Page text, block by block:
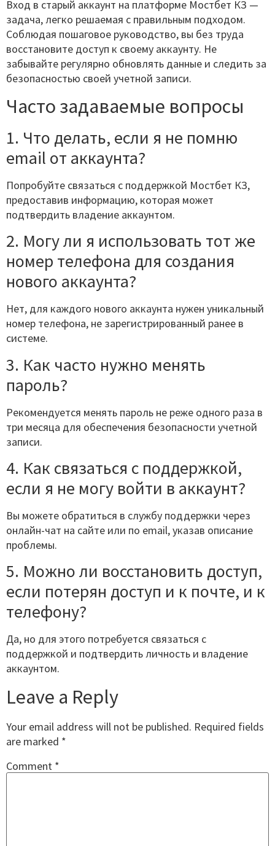
Вход в старый аккаунт на платформе Мостбет КЗ —
задача, легко решаемая с правильным подходом.
Соблюдая пошаговое руководство, вы без труда
восстановите доступ к своему аккаунту. Не
забывайте регулярно обновлять данные и следить за
безопасностью своей учетной записи.
Часто задаваемые вопросы
1. Что делать, если я не помню
email от аккаунта?
Попробуйте связаться с поддержкой Мостбет КЗ,
предоставив информацию, которая может
подтвердить владение аккаунтом.
2. Могу ли я использовать тот же
номер телефона для создания
нового аккаунта?
Нет, для каждого нового аккаунта нужен уникальный
номер телефона, не зарегистрированный ранее в
системе.
3. Как часто нужно менять
пароль?
Рекомендуется менять пароль не реже одного раза в
три месяца для обеспечения безопасности учетной
записи.
4. Как связаться с поддержкой,
если я не могу войти в аккаунт?
Вы можете обратиться в службу поддержки через
онлайн-чат на сайте или по email, указав описание
проблемы.
5. Можно ли восстановить доступ,
если потерян доступ и к почте, и к
телефону?
Да, но для этого потребуется связаться с
поддержкой и подтвердить личность и владение
аккаунтом.
Leave a Reply
Your email address will not be published. Required fields
are marked *
Comment *